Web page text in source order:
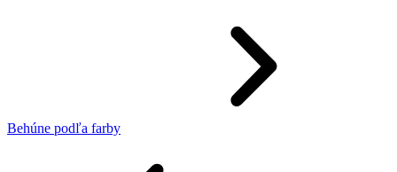
Behúne podľa farby